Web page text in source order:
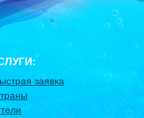
заявка